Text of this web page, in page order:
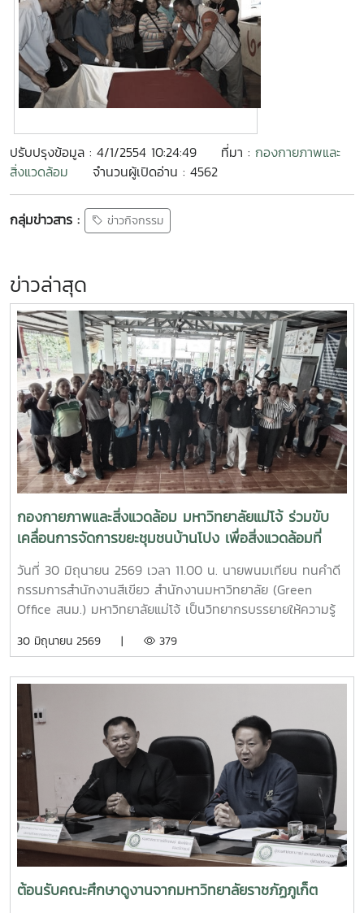
ปรับปรุงข้อมูล : 4/1/2554 10:24:49 ที่มา : กองกายภาพและ
สิ่งแวดล้อม
จำนวนผู้เปิดอ่าน : 4562
กลุ่มข่าวสาร : ข่าวกิจกรรม
ข่าวล่าสุด
กองกายภาพและสิ่งแวดล้อม มหาวิทยาลัยแม่โจ้ ร่วมขับ
เคลื่อนการจัดการขยะชุมชนบ้านโปง เพื่อสิ่งแวดล้อมที่
ยั่งยืน
วันที่ 30 มิถุนายน 2569 เวลา 11.00 น. นายพนมเทียน ทนคำดี
กรรมการสำนักงานสีเขียว สำนักงานมหาวิทยาลัย (Green
Office สนม.) มหาวิทยาลัยแม่โจ้ เป็นวิทยากรบรรยายให้ความรู้
ถ่ายทอดแนวทางการเปลี่ยนเศษอาหารและขยะอินทรีย์ให้เป็นปุ๋ย
โอกาสนี้ ทีมงานจากงานสิ่งแวดล้อมและภัยพิบัติ กองกายภาพ
และสิ่งแวดล้อม ได้ร่วมสาธิตการทำปุ๋ยหมักใบไม้ในวงตาข่าย เพื่อ
เป็นแนวทางในการจัดการเศษวัสดุอินทรีย์ภายในครัวเรือนและ
ชุมชน โดยมีประชาชนชุมชนบ้านโปง และโรงเรียนในพื้นที่เข้าร่วม
เรียนรู้และฝึกปฏิบัติ ทั้งนี้ กิจกรรมดังกล่าวจัดขึ้นภายใต้
โครงการส่งเสริมการจัดการขยะอย่างถูกวิธีและถูกสุขลักษณะ
ของชุมชนบ้านโปง ประจำปี 2569 โดยบูรณาการให้ความรู้ร่วม
กับเทศบาลตำบลป่าไผ่ และนางนิตยา วิริยา แม่หลวงบ้านหม้อ หมู๋
12 ตำบลป่าไผ่ ร่วมถ่ายทอดองค์ความรู้ด้านการคัดแยกขยะ การ
จัดการขยะอินทรีย์ กองทุนออมบุญขยะบ้านหม้อ และการใช้
ประโยชน์จากวัสดุเหลือใช้ เพื่อส่งเสริมให้ประชาชนสามารถนำ
ความรู้ไปประยุกต์ใช้ในครัวเรือน ลดปริมาณขยะที่ต้องนำไปกำจัด
30 มิถุนายน 2569 | 379
ต้อนรับคณะศึกษาดูงานจากมหาวิทยาลัยราชภัฏภูเก็ต